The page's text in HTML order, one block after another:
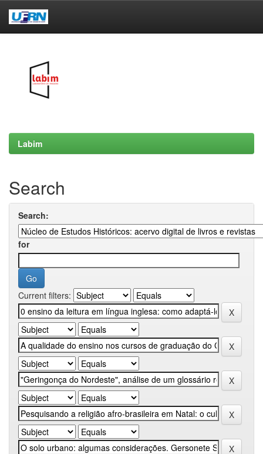
Labim
Search
Search:
for
Current filters: